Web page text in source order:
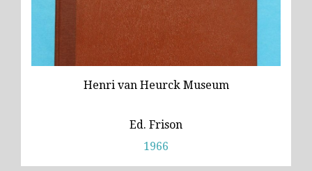
Henri van Heurck Museum
Ed. Frison
1966